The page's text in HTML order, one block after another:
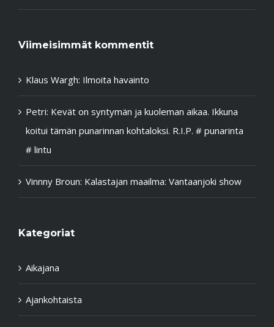
Viimeisimmät kommentit
Klaus Wargh: Ilmoita havainto
Petri: Kevät on syntymän ja kuoleman aikaa. Ikkuna
koitui tämän punarinnan kohtaloksi. R.I.P. # punarinta
# lintu
Vinnny Broun: Kalastajan maailma: Vantaanjoki show
Kategoriat
Aikajana
Ajankohtaista